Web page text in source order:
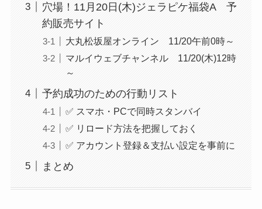
穴場！11月20日(木)ジェラピケ福袋A 予
約販売サイト
大丸松坂屋オンライン 11/20午前0時～
マルイウェブチャンネル 11/20(木)12時
～
予約成功のための行動リスト
✅ スマホ・PCで同時スタンバイ
✅ リロード方法を把握しておく
✅ アカウント登録＆支払い設定を事前に
まとめ